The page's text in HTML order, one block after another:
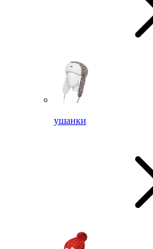
ушанки